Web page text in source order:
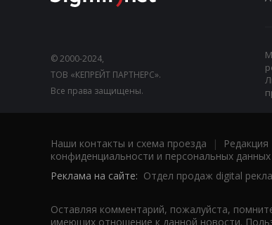
© 2000-2024,
ТОВ «КЕПРЕЙТ ПАРТНЕРС».
Все права защищены.
Наши контакты и схема проезда | Редакция
конфиденциальности и персональных данных
Реклама на сайте: Отдел продаж digital
Оставляя комментарий, пожалуйста,
имеющих отношение к данной новости.